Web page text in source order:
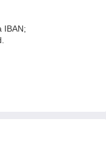
IBAN;